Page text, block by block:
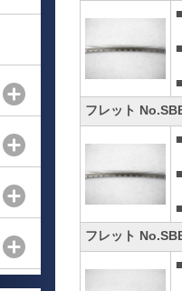
フレット
フレット